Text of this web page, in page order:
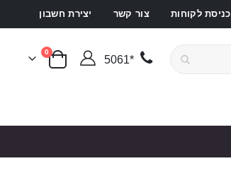
כניסת לקוחות צור קשר יצירת חשבון
*5061
סל קניות
0פריטים